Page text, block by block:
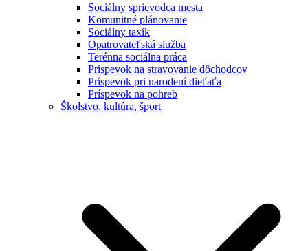
Sociálny sprievodca mesta
Komunitné plánovanie
Sociálny taxík
Opatrovateľská služba
Terénna sociálna práca
Príspevok na stravovanie dôchodcov
Príspevok pri narodení dieťaťa
Príspevok na pohreb
Školstvo, kultúra, šport